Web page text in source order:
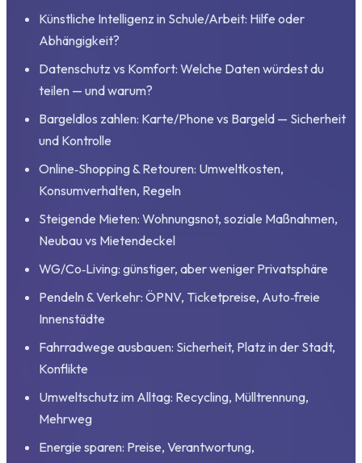
Künstliche Intelligenz in Schule/Arbeit: Hilfe oder
Abhängigkeit?
Datenschutz vs Komfort: Welche Daten würdest du
teilen — und warum?
Bargeldlos zahlen: Karte/Phone vs Bargeld — Sicherheit
und Kontrolle
Online‑Shopping & Retouren: Umweltkosten,
Konsumverhalten, Regeln
Steigende Mieten: Wohnungsnot, soziale Maßnahmen,
Neubau vs Mietendeckel
WG/Co‑Living: günstiger, aber weniger Privatsphäre
Pendeln & Verkehr: ÖPNV, Ticketpreise, Auto‑freie
Innenstädte
Fahrradwege ausbauen: Sicherheit, Platz in der Stadt,
Konflikte
Umweltschutz im Alltag: Recycling, Mülltrennung,
Mehrweg
Energie sparen: Preise, Verantwortung,